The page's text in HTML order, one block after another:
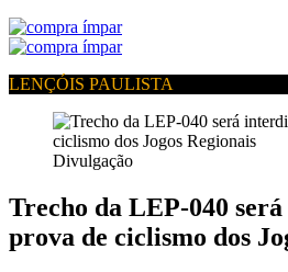
LENÇÓIS PAULISTA
Divulgação
Trecho da LEP-040
prova de ciclismo dos